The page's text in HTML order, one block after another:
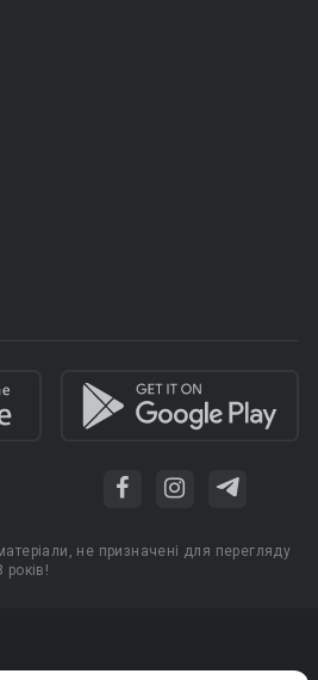
не призначені для перегляду